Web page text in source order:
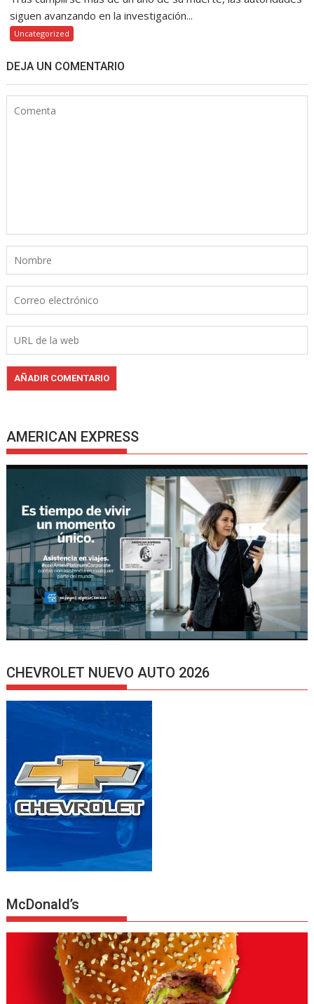
siguen avanzando en la investigación...
Uncategorized
DEJA UN COMENTARIO
AMERICAN EXPRESS
CHEVROLET NUEVO AUTO 2026
McDonald’s